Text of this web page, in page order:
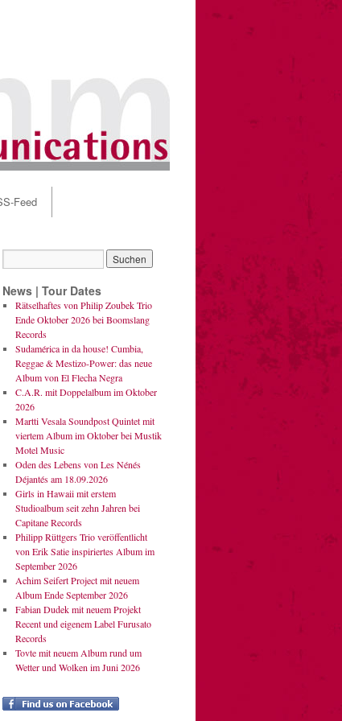
Feed
News | Tour Dates
Rätselhaftes von Philip Zoubek Trio
Ende Oktober 2026 bei Boomslang
Records
Sudamérica in da house! Cumbia,
Reggae & Mestizo-Power: das neue
Album von El Flecha Negra
C.A.R. mit Doppelalbum im Oktober
2026
Martti Vesala Soundpost Quintet mit
viertem Album im Oktober bei Mustik
Motel Music
Oden des Lebens von Les Nénés
Déjantés am 18.09.2026
Girls in Hawaii mit erstem
Studioalbum seit zehn Jahren bei
Capitane Records
Philipp Rüttgers Trio veröffentlicht
von Erik Satie inspiriertes Album im
September 2026
Achim Seifert Project mit neuem
Album Ende September 2026
Fabian Dudek mit neuem Projekt
Recent und eigenem Label Furusato
Records
Tovte mit neuem Album rund um
Wetter und Wolken im Juni 2026